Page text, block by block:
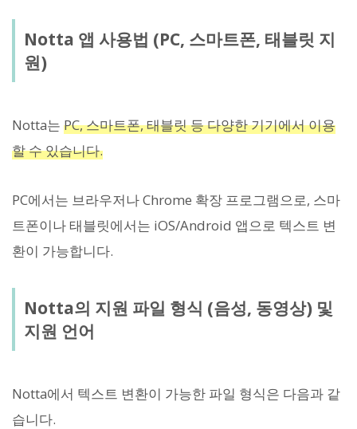
Notta 앱 사용법 (PC, 스마트폰, 태블릿 지
원)
Notta는 PC, 스마트폰, 태블릿 등 다양한 기기에서 이용
할 수 있습니다.
PC에서는 브라우저나 Chrome 확장 프로그램으로, 스마
트폰이나 태블릿에서는 iOS/Android 앱으로 텍스트 변
환이 가능합니다.
Notta의 지원 파일 형식 (음성, 동영상) 및
지원 언어
Notta에서 텍스트 변환이 가능한 파일 형식은 다음과 같
습니다.